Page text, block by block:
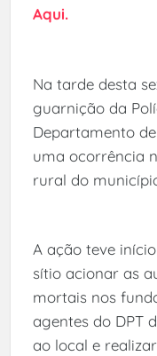
Aqui.
Na tarde desta
guarnição da
Departamento
uma ocorrência
rural do
A ação teve
sítio acionar as
mortais nos
agentes do DPT
ao local e